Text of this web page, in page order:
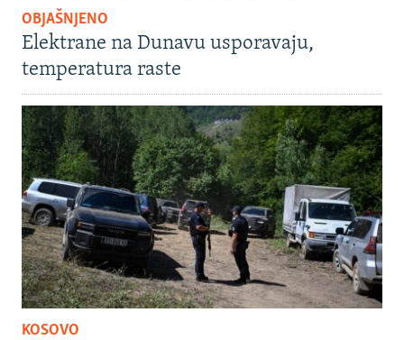
OBJAŠNJENO
Elektrane na Dunavu usporavaju,
temperatura raste
KOSOVO